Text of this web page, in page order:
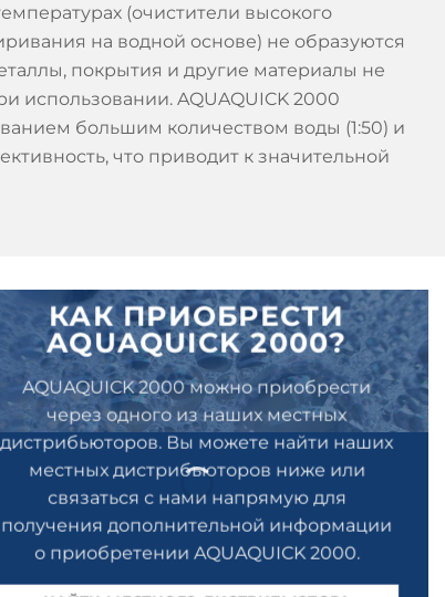
(очистители высокого
на водной основе) не образуются
покрытия и другие материалы не
использовании. AQUAQUICK 2000
большим количеством воды (1:50) и
что приводит к значительной
КАК ПРИОБРЕСТИ
AQUAQUICK 2000?
AQUAQUICK 2000 можно приобрести
через одного из наших местных
дистрибьюторов. Вы можете найти наших
местных дистрибьюторов ниже или
связаться с нами напрямую для
получения дополнительной информации
о приобретении AQUAQUICK 2000.